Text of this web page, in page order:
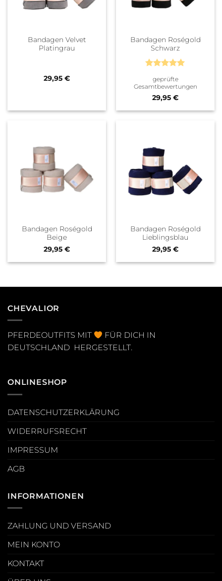
Bandagen Velvet
Platingrau
29,95 €
Bandagen Roségold
Schwarz
mit5von
5
geprüfte
Gesamtbewertungen
29,95 €
Bandagen Roségold
Beige
29,95 €
Bandagen Roségold
Lieblingsblau
29,95 €
CHEVALIOR
PFERDEOUTFITS MIT
FÜR DICH IN
DEUTSCHLAND HERGESTELLT.
ONLINESHOP
DATENSCHUTZERKLÄRUNG
WIDERRUFSRECHT
IMPRESSUM
AGB
INFORMATIONEN
ZAHLUNG UND VERSAND
MEIN KONTO
KONTAKT